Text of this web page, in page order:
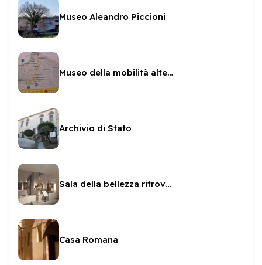
Museo Aleandro Piccioni
Museo della mobilità alternativa
Archivio di Stato
Sala della bellezza ritrovata
Casa Romana